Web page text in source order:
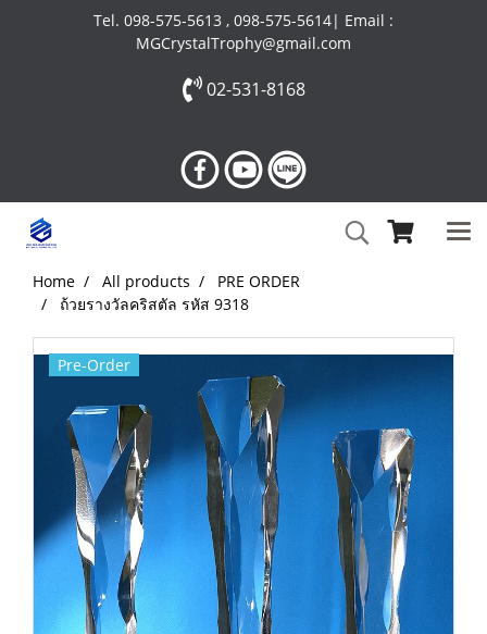
Tel. 098-575-5613 , 098-575-5614| Email :
MGCrystalTrophy@gmail.com
02-531-8168
Home All products
PRE ORDER
ถ้วยรางวัลคริสตัล รหัส 9318
Pre-Order